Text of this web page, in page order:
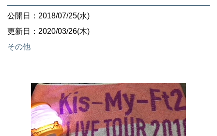
公開日：2018/07/25(水)
更新日：2020/03/26(木)
その他